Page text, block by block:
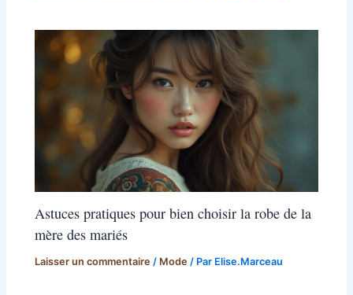
Astuces pratiques pour bien choisir la robe de la
mère des mariés
Laisser un commentaire / Mode / Par Elise.Marceau